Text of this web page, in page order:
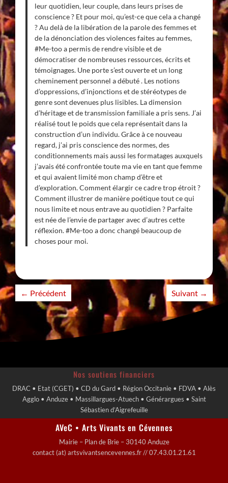
leur quotidien, leur couple, dans leurs prises de
conscience ? Et pour moi, qu’est-ce que cela a changé
? Au delà de la libération de la parole des femmes et
de la dénonciation des violences faites au femmes,
#Me-too a permis de rendre visible et de
démocratiser de nombreuses ressources, écrits et
témoignages. Une porte s’est ouverte et un long
cheminement personnel a débuté . Les notions
d’oppressions, d’injonctions et de stéréotypes de
genre sont devenues plus lisibles. La dimension
d’héritage et de transmission familiale a pris sens. J’ai
réalisé tout le poids que cela représentait dans la
construction d’un individu. Grâce à ce nouveau
regard, j’ai pris conscience des normes, des
conditionnements mais aussi les formatages auxquels
j’avais été confrontée toute ma vie en tant que femme
et qui avaient limité mon champ d’être et
d’exploration. Comment élargir ce cadre trop étroit ?
Comment illustrer de manière poétique tout ce qui
nous limite et nous entrave au quotidien ? Parfaite
est née de l’envie de partager avec d’autres cette
réflexion. #Me-too a donc changé beaucoup de
choses pour moi.
← Précédent Suivant →
Nos soutiens financiers
DRAC • Etat (CGET) • CD du Gard • Région Occitanie • FDVA • Alès
Agglo • Anduze • Massillargues-Atuech • Générargues • Saint
Sébastien d’Aigrefeuille
AVeC • Arts Vivants en Cévennes
Mairie – Plan de Brie – 30140 Anduze
contact (at) artsvivantsencevennes.fr // 07.43.01.21.61